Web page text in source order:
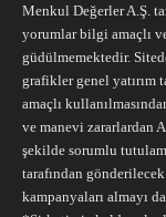
Menkul Değerler A.Ş.
yorumlar bilgi amaçlı
güdülmemektedir.
grafikler genel
amaçlı
ve manevi zararlardan
şekilde sorumlu
tarafından
kampanyaları almayı